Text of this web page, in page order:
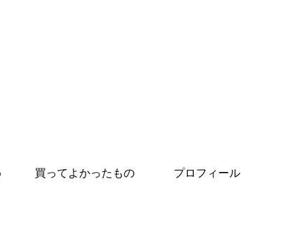
買ってよかったもの プロフィール